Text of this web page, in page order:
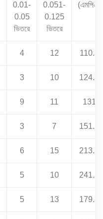
0.01-
0.05
ভিতরে
0.051-
0.125
ভিতরে
(এমপিএ)
4 12 110.3
3 10 124.1
9 11 131
3 7 151.7
6 15 213.7
5 10 241.3
5 13 179.3